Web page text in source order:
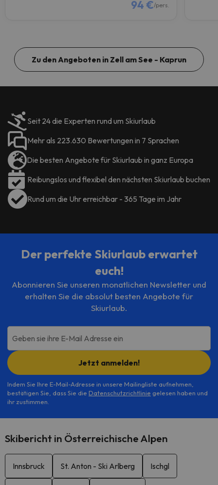
94 €/pers.
Zu den Angeboten in Zell am See - Kaprun
Seit 24 die Experten rund um Skiurlaub
Mehr als 223.630 Bewertungen in 7 Sprachen
Die besten Angebote für Skiurlaub in ganz Europa
Reibungslos und flexibel den nächsten Skiurlaub buchen
Rund um die Uhr erreichbar - 365 Tage im Jahr
Der perfekte Skiurlaub erwartet
euch!
Abonnieren Sie unseren monatlichen Newsletter und
erhalten Sie die absolut besten Angebote für
Skiurlaub.
Geben sie ihre E-Mail Adresse ein
Jetzt anmelden!
Indem Sie Ihre E-Mail-Adresse in unsere Mailingliste aufnehmen,
bestätigen Sie, dass Sie die Datenschutzrichtlinie gelesen haben und
ihr zustimmen.
Skibericht in Österreichische Alpen
Innsbruck St. Anton - Ski Arlberg Ischgl